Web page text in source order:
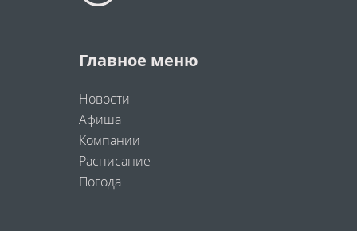
Главное меню
Новости
Афиша
Компании
Расписание
Погода